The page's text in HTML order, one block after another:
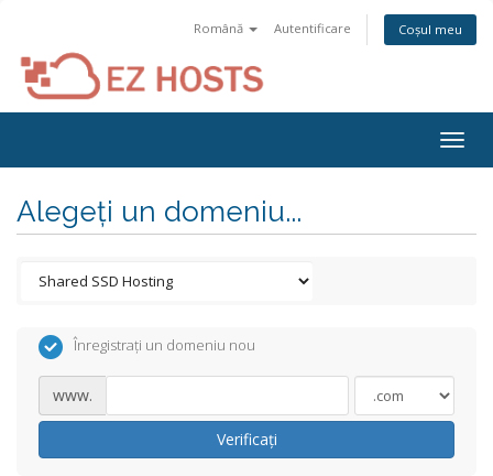
Română Autentificare Coșul meu
Alegeți un domeniu...
Înregistrați un domeniu nou
www.
Verificați